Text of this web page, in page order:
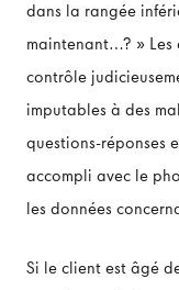
dans la rangée
maintenant…? » Les
contrôle
imputables à des
questions-réponses
accompli avec le
les données
Si le client est âgé